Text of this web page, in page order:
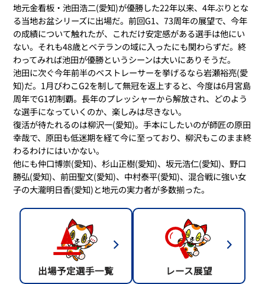
地元金看板・池田浩二(愛知)が優勝した22年以来、4年ぶりとな
る当地お盆シリーズに出場だ。前回G1、73周年の展望で、今年
の成績について触れたが、これだけ安定感がある選手は他にい
ない。それも48歳とベテランの域に入ったにも関わらずだ。終
わってみれば池田が優勝というシーンは大いにありそうだ。
池田に次ぐ今年前半のベストレーサーを挙げるなら岩瀬裕亮(愛
知)だ。1月びわこG2を制して無冠を返上すると、今度は6月宮島
周年でG1初制覇。長年のプレッシャーから解放され、どのよう
な選手になっていくのか、楽しみは尽きない。
復活が待たれるのは柳沢一(愛知)。手本にしたいのが師匠の原田
幸哉で、原田も低迷期を経て今に至っており、柳沢もこのまま終
わるわけにはいかない。
他にも仲口博崇(愛知)、杉山正樹(愛知)、坂元浩仁(愛知)、野口
勝弘(愛知)、前田聖文(愛知)、中村泰平(愛知)、混合戦に強い女
子の大瀧明日香(愛知)と地元の実力者が多数揃った。
出場予定選手一覧 レース展望